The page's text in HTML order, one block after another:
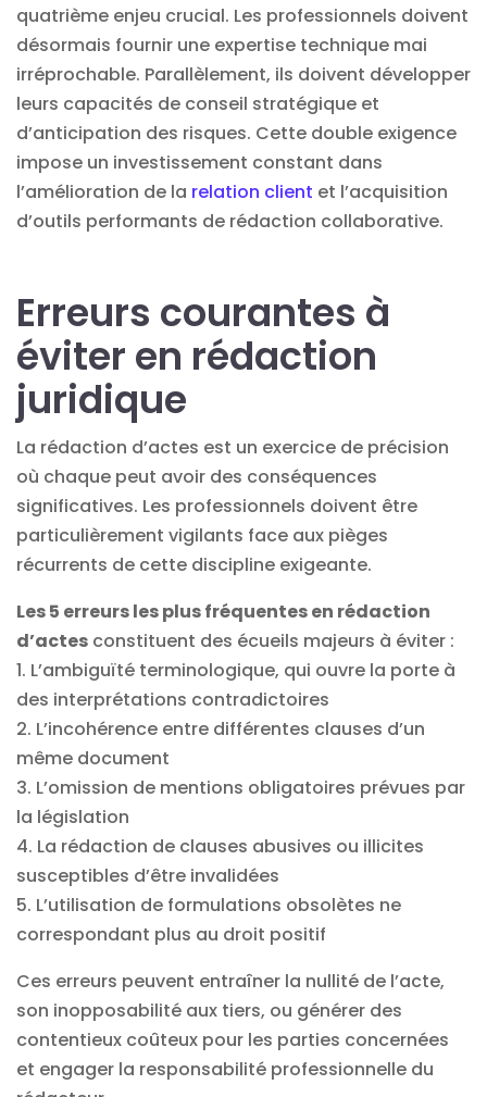
quatrième enjeu crucial. Les professionnels doivent
désormais fournir une expertise technique mai
irréprochable. Parallèlement, ils doivent développer
leurs capacités de conseil stratégique et
d’anticipation des risques. Cette double exigence
impose un investissement constant dans
l’amélioration de la relation client et l’acquisition
d’outils performants de rédaction collaborative.
Erreurs courantes à
éviter en rédaction
juridique
La rédaction d’actes est un exercice de précision
où chaque peut avoir des conséquences
significatives. Les professionnels doivent être
particulièrement vigilants face aux pièges
récurrents de cette discipline exigeante.
Les 5 erreurs les plus fréquentes en rédaction
d’actes constituent des écueils majeurs à éviter :
1. L’ambiguïté terminologique, qui ouvre la porte à
des interprétations contradictoires
2. L’incohérence entre différentes clauses d’un
même document
3. L’omission de mentions obligatoires prévues par
la législation
4. La rédaction de clauses abusives ou illicites
susceptibles d’être invalidées
5. L’utilisation de formulations obsolètes ne
correspondant plus au droit positif
Ces erreurs peuvent entraîner la nullité de l’acte,
son inopposabilité aux tiers, ou générer des
contentieux coûteux pour les parties concernées
et engager la responsabilité professionnelle du